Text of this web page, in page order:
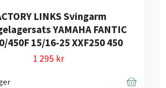
LINKS Svingarm
YAMAHA FANTIC
450F 15/16-25 XXF250 450
1 295 kr